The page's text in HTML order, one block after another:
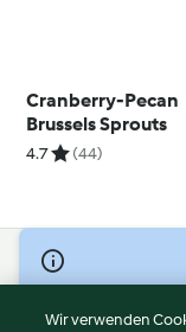
Cranberry-Pecan
Brussels Sprouts
4.7 (44)
© Copyright 2026
Wir verwenden